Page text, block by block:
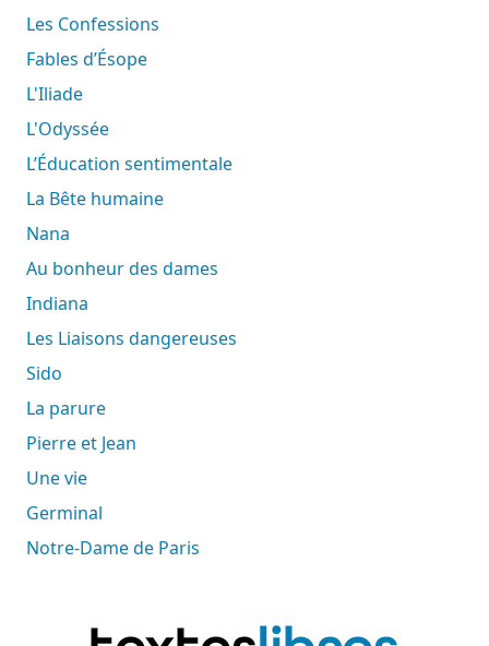
Les Confessions
Fables d’Ésope
L'Iliade
L'Odyssée
L’Éducation sentimentale
La Bête humaine
Nana
Au bonheur des dames
Indiana
Les Liaisons dangereuses
Sido
La parure
Pierre et Jean
Une vie
Germinal
Notre-Dame de Paris